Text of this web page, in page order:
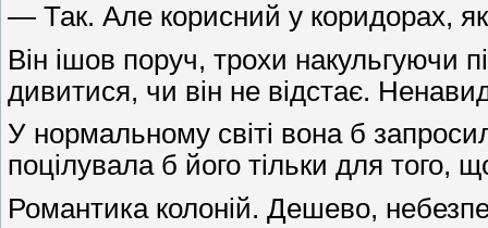
— Так. Але корисний у коридорах,
Він ішов поруч, трохи накульгуючи
дивитися, чи він не відстає.
У нормальному світі вона б
поцілувала б його тільки для того,
Романтика колоній. Дешево,